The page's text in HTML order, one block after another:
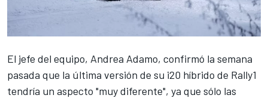
El jefe del equipo, Andrea Adamo, confirmó la semana
pasada que la última versión de su i20 híbrido de Rally1
tendría un aspecto "muy diferente", ya que sólo las